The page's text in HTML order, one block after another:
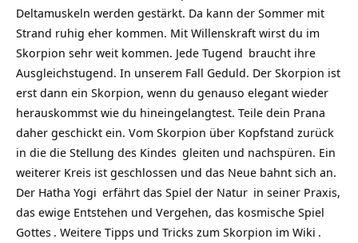
Deltamuskeln werden gestärkt. Da kann der Sommer mit
Strand ruhig eher kommen. Mit Willenskraft wirst du im
Skorpion sehr weit kommen. Jede Tugend braucht ihre
Ausgleichstugend. In unserem Fall Geduld. Der Skorpion ist
erst dann ein Skorpion, wenn du genauso elegant wieder
herauskommst wie du hineingelangtest. Teile dein Prana
daher geschickt ein. Vom Skorpion über Kopfstand zurück
in die die Stellung des Kindes gleiten und nachspüren. Ein
weiterer Kreis ist geschlossen und das Neue bahnt sich an.
Der Hatha Yogi erfährt das Spiel der Natur in seiner Praxis,
das ewige Entstehen und Vergehen, das kosmische Spiel
Gottes . Weitere Tipps und Tricks zum Skorpion im Wiki .